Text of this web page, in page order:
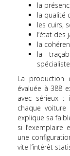
la
la qualité
les cuirs,
l’état des
la
la
La production
évaluée à 388
avec sérieux :
chaque
explique sa
si l’exemplaire
une
vite l’intérêt